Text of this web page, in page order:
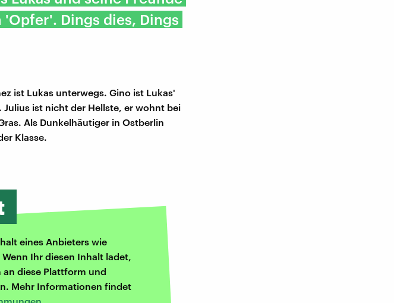
Dings dies, Dings
ist Lukas unterwegs. Gino ist Lukas'
ist nicht der Hellste, er wohnt bei
Als Dunkelhäutiger in Ostberlin
Klasse.
eines Anbieters wie
Ihr diesen Inhalt ladet,
an diese Plattform und
Mehr Informationen findet